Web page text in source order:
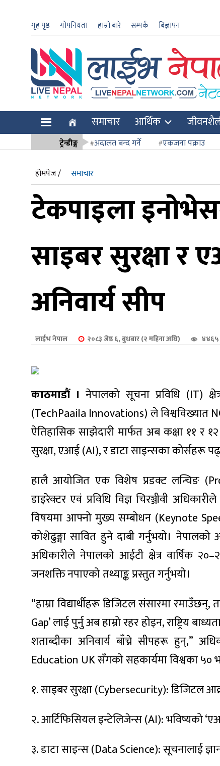
गृह पृष्ठ गोपनियता हाम्रो बारे सम्पर्क बिज्ञापन
समाचार आर्थिक
ट्रेन्डीङ्ग अदालत बन्द गर्ने एकजना पक्राउ
होमपेज /
समाचार
टेकपाइला
साइबर सुरक्षा र
अनिवार्य सीप
लाईभ नेपाल २०८३ जेष्ठ ६, बुधबार (२ महिना अघि) ४४६५
काठमाडौं । नेपालको सूचना प्रविधि (IT)
(TechPaaila Innovations) ले विश्वविख्यात
ऐतिहासिक साझेदारी मार्फत अब कक्षा ११ र १२
सुरक्षा, एआई (AI), र डाटा साइन्सका कोर्सहरू
हालै आयोजित एक विशेष प्रडक्ट लन्चिङ
डाइरेक्टर एवं प्रविधि विज्ञ चिरञ्जीवी
विषयमा आफ्नो मुख्य सम्बोधन (Keynote
कोशेढुङ्गा सावित हुने दाबी गर्नुभयो। नेपालको
अधिकारीले नेपालको आईटी क्षेत्र वार्षिक
जनशक्ति नपाएको तथ्याङ्क प्रस्तुत गर्नुभयो।
“हाम्रा विद्यार्थीहरू डिजिटल संसारमा
Gap’ लाई पुर्नु अब हाम्रो रहर होइन, राष्ट्रिय
शताब्दीका अनिवार्य बाँच्ने सीपहरू हुन्,”
Education UK सँगको सहकार्यमा विश्वका ५०
१. साइबर सुरक्षा (Cybersecurity): डिजिटल
२. आर्टिफिसियल इन्टेलिजेन्स (AI): भविष्यको
३. डाटा साइन्स (Data Science): सूचनालाई